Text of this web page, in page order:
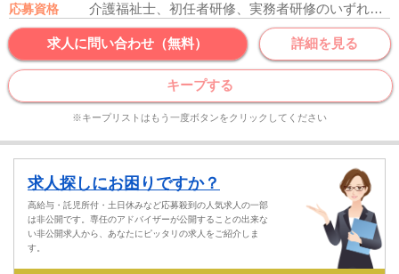
応募資格 介護福祉士、初任者研修、実務者研修のいずれかの資格をお持ちの方
求人に問い合わせ（無料） 詳細を見る
キープする
※キープリストはもう一度ボタンをクリックしてください
求人探しにお困りですか？
高給与・託児所付・土日休みなど応募殺到の人気求人の一部
は非公開です。専任のアドバイザーが公開することの出来な
い非公開求人から、あなたにピッタリの求人をご紹介しま
す。